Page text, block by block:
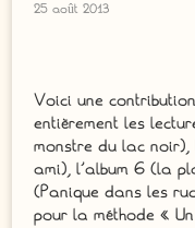
25 août 2013
Voici une
entièrement les
monstre du lac noir),
ami), l’album 6 (la
(Panique dans les
pour la méthode «